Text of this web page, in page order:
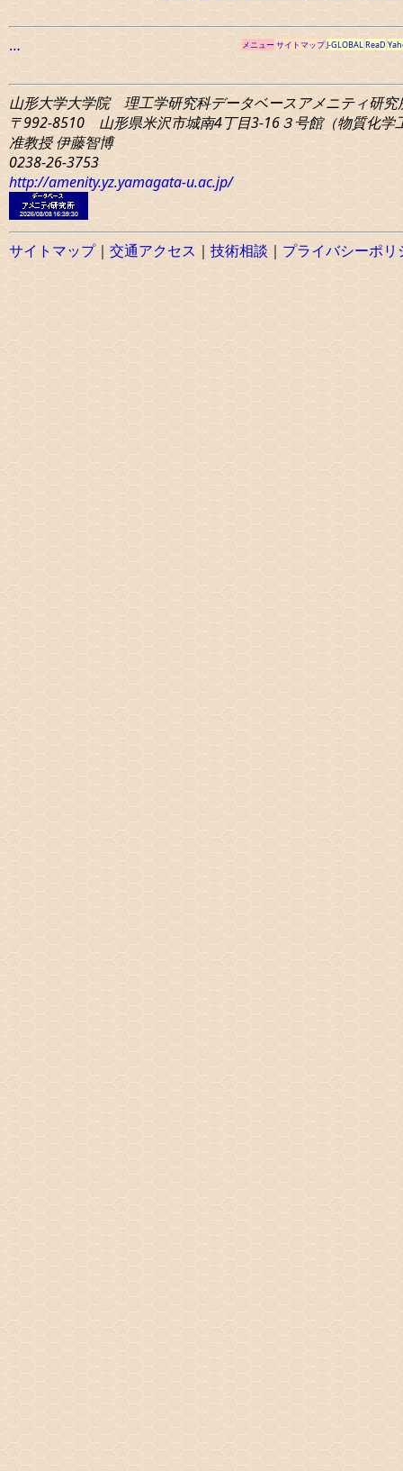
… メニューサイトマップJ-GLOBALReaD
山形大学大学院 理工学研究科データベースアメニティ研究
〒992-8510 山形県米沢市城南4丁目3-16３号館（物質化学
准教授 伊藤智博
0238-26-3753
http://amenity.yz.yamagata-u.ac.jp/
サイトマップ｜ 交通アクセス ｜ 技術相談 ｜ プライバシーポリ